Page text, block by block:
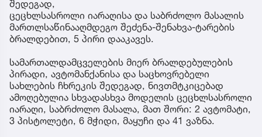
შედეგად,
ცეცხლსასროლი იარაღისა და საბრძოლო მასალის
მართლსაწინააღმდეგო შეძენა-შენახვა-ტარების
ბრალდებით, 5 პირი დააკავეს.
სამართალდამცველების მიერ ბრალდებულების
პირადი, ავტომანქანისა და საცხოვრებელი
სახლების ჩხრეკის შედეგად, ნივთმტკიცებად
ამოღებულია სხვადასხვა მოდელის ცეცხლსასროლი
იარაღი, საბრძოლო მასალა, მათ შორი: 2 ავტომატი,
3 პისტოლეტი, 6 მჭიდი, მაყუჩი და 41 ვაზნა.